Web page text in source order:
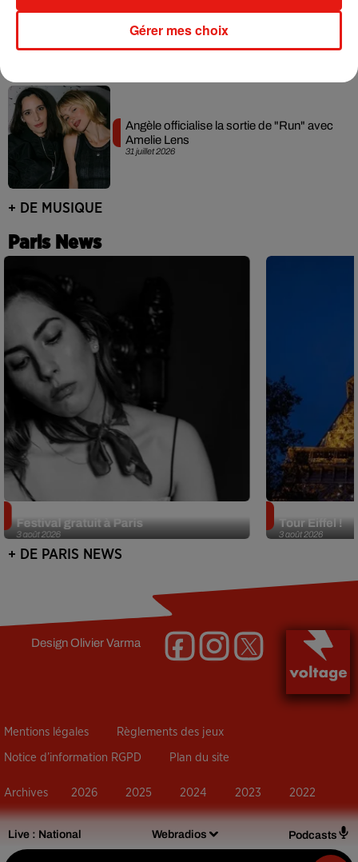
Live : National Webradios Podcasts
historique à Ibiza
31 juillet 2026
Angèle officialise la sortie de "Run" avec
Amelie Lens
+ DE MUSIQUE
Paris News
3 août 2026
Festival gratuit à Paris
3 août 2026
Tour Eiffel !
+ DE PARIS NEWS
DesignOlivier Varma
Mentions légales Règlements des jeux
Notice d’information RGPD Plan du site
Archives 2026 2025 2024 2023 2022
Gérer mes choix